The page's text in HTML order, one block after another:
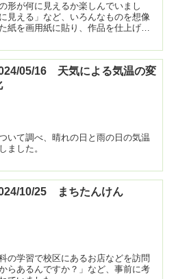
形が何に見えるか楽しんでいまし
見える」など、いろんなものを想像
紙を画用紙に貼り、作品を仕上げま
05/16 天気による気温の変
いて調べ、晴れの日と雨の日の気温
ました。
10/25 まちたんけん
の学習で校区にあるお店などを訪問
らあるんですか？」など、事前に考